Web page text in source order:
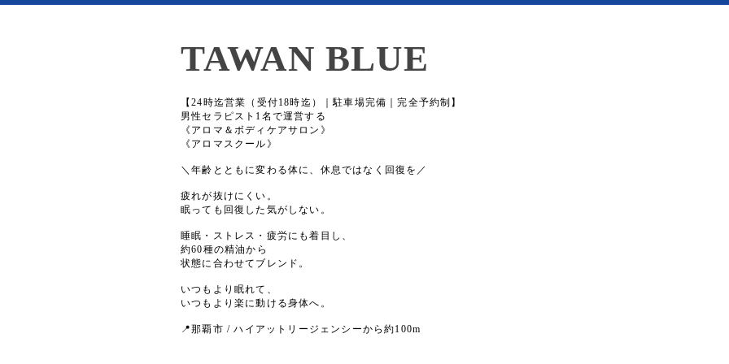
TAWAN BLUE
【24時迄営業（受付18時迄）｜駐車場完備｜完全予約制】
男性セラピスト1名で運営する
《アロマ＆ボディケアサロン》
《アロマスクール》
＼年齢とともに変わる体に、休息ではなく回復を／
疲れが抜けにくい。
眠っても回復した気がしない。
睡眠・ストレス・疲労にも着目し、
約60種の精油から
状態に合わせてブレンド。
いつもより眠れて、
いつもより楽に動ける身体へ。
📍那覇市 / ハイアットリージェンシーから約100m